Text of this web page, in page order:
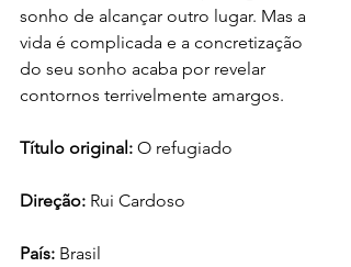
sonho de alcançar outro lugar. Mas a
vida é complicada e a concretização
do seu sonho acaba por revelar
contornos terrivelmente amargos.
Título original: O refugiado
Direção: Rui Cardoso
País: Brasil